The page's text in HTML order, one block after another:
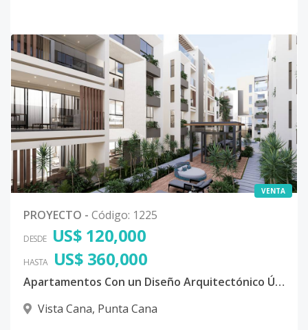
VENTA
PROYECTO - Código: 1225
DESDE US$ 120,000
HASTA US$ 360,000
Apartamentos Con un Diseño Arquitectónico Único en Punta Cana, República Dominicana,
Vista Cana, Punta Cana